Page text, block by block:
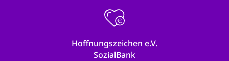
Hoffnungszeichen e.V.
SozialBank